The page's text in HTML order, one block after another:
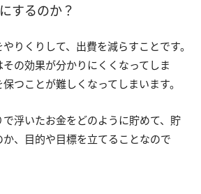
するのか？
りくりして、出費を減らすことです。
の効果が分かりにくくなってしま
つことが難しくなってしまいます。
浮いたお金をどのように貯めて、貯
、目的や目標を立てることなので